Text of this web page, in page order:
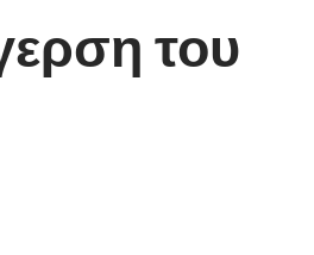
του